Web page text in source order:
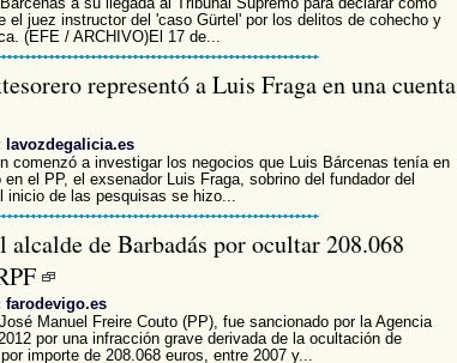
el juez instructor del 'caso Gürtel' por los delitos de cohecho y
(EFE / ARCHIVO)El 17 de...
representó a Luis Fraga en una cuenta
lavozdegalicia.es
comenzó a investigar los negocios que Luis Bárcenas tenía en
el PP, el exsenador Luis Fraga, sobrino del fundador del
de las pesquisas se hizo...
de Barbadás por ocultar 208.068
farodevigo.es
Manuel Freire Couto (PP), fue sancionado por la Agencia
por una infracción grave derivada de la ocultación de
importe de 208.068 euros, entre 2007 y...